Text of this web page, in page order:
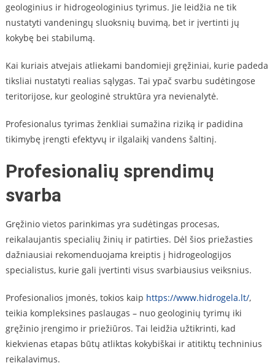
geologinius ir hidrogeologinius tyrimus. Jie leidžia ne tik
nustatyti vandeningų sluoksnių buvimą, bet ir įvertinti jų
kokybę bei stabilumą.
Kai kuriais atvejais atliekami bandomieji gręžiniai, kurie padeda
tiksliai nustatyti realias sąlygas. Tai ypač svarbu sudėtingose
teritorijose, kur geologinė struktūra yra nevienalytė.
Profesionalus tyrimas ženkliai sumažina riziką ir padidina
tikimybę įrengti efektyvų ir ilgalaikį vandens šaltinį.
Profesionalių sprendimų
svarba
Gręžinio vietos parinkimas yra sudėtingas procesas,
reikalaujantis specialių žinių ir patirties. Dėl šios priežasties
dažniausiai rekomenduojama kreiptis į hidrogeologijos
specialistus, kurie gali įvertinti visus svarbiausius veiksnius.
Profesionalios įmonės, tokios kaip https://www.hidrogela.lt/,
teikia kompleksines paslaugas – nuo geologinių tyrimų iki
gręžinio įrengimo ir priežiūros. Tai leidžia užtikrinti, kad
kiekvienas etapas būtų atliktas kokybiškai ir atitiktų techninius
reikalavimus.